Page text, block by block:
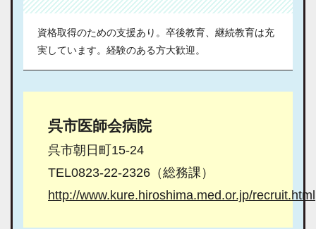
資格取得のための支援あり。卒後教育、継続教育は充
実しています。経験のある方大歓迎。
呉市医師会病院
呉市朝日町15-24
TEL0823-22-2326（総務課）
http://www.kure.hiroshima.med.or.jp/recruit.html